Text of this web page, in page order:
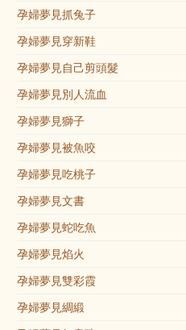
孕婦夢見抓兔子
孕婦夢見穿新鞋
孕婦夢見自己剪頭髮
孕婦夢見別人流血
孕婦夢見獅子
孕婦夢見被魚咬
孕婦夢見吃桃子
孕婦夢見文書
孕婦夢見蛇吃魚
孕婦夢見焰火
孕婦夢見雙彩霞
孕婦夢見綢緞